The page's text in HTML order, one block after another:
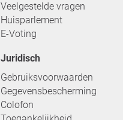
Veelgestelde vragen
Huisparlement
E-Voting
Juridisch
Gebruiksvoorwaarden
Gegevensbescherming
Colofon